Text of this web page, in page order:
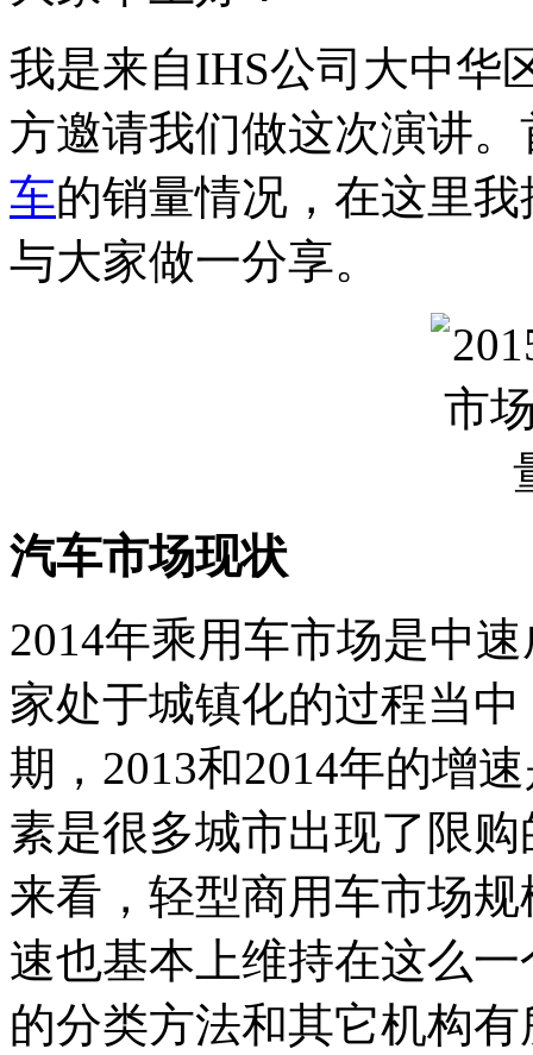
我是来自IHS公司大中华
方邀请我们做这次演讲
车的销量情况，在这里
与大家做一分享。
汽车市场现状
2014年乘用车市场是中
家处于城镇化的过程当
期，2013和2014年的增
素是很多城市出现了限
来看，轻型商用车市场
速也基本上维持在这么
的分类方法和其它机构